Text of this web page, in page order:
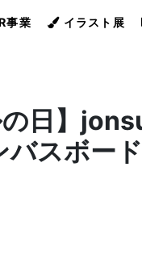
事業 イラスト展
の日】
バスボー